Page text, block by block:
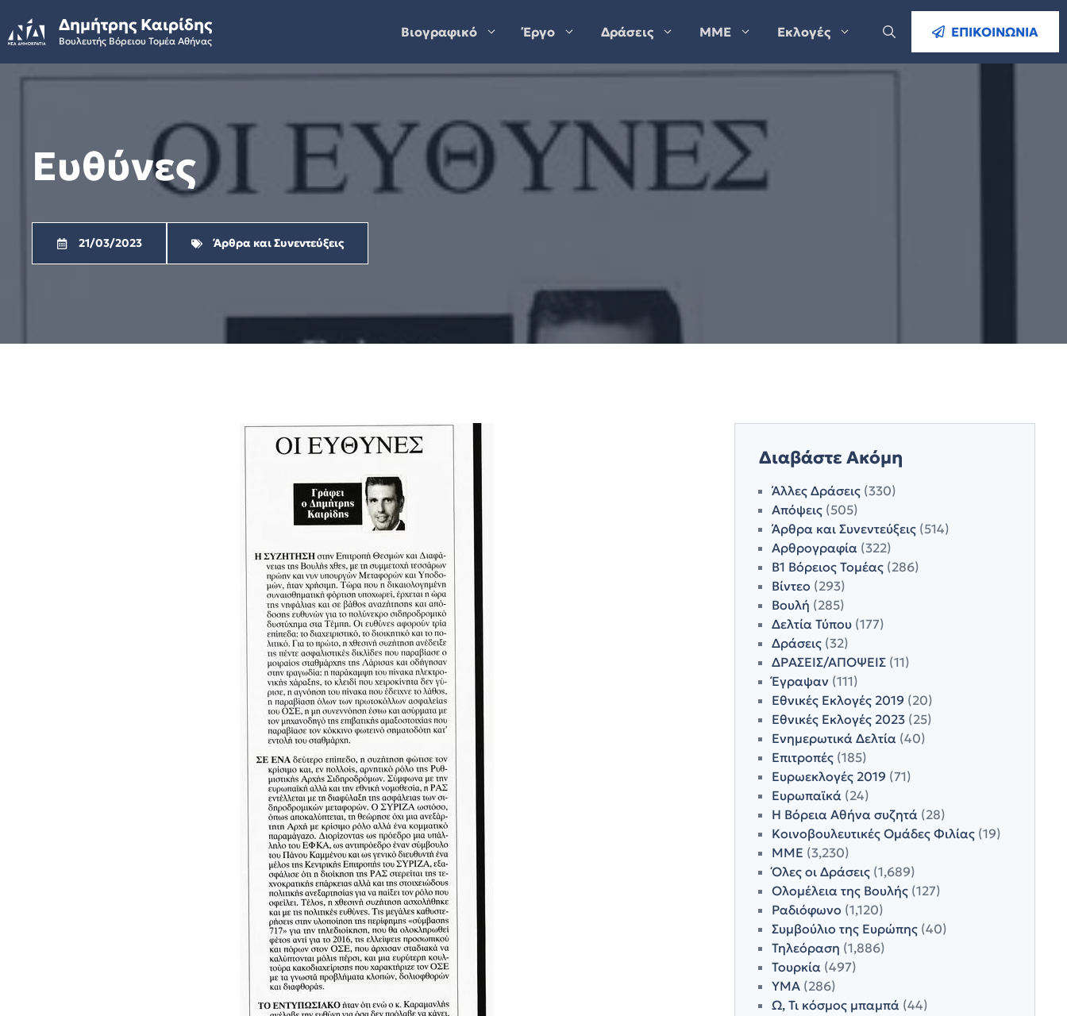
to
content
Δημήτρης Καιρίδης
Βουλευτής Βόρειου Τομέα Αθήνας
Βιογραφικό Έργο Δράσεις ΜΜΕ Εκλογές ΕΠΙΚΟΙΝΩΝΙΑ
Ευθύνες
21/03/2023 Άρθρα και Συνεντεύξεις
Διαβάστε Ακόμη
Άλλες Δράσεις(330)
Απόψεις(505)
Άρθρα και Συνεντεύξεις(514)
Αρθρογραφία(322)
Β1 Βόρειος Τομέας(286)
Βίντεο (293)
Βουλή (285)
Δελτία Τύπου(177)
Δράσεις(32)
ΔΡΑΣΕΙΣ/ΑΠΟΨΕΙΣ(11)
Έγραψαν (111)
Εθνικές Εκλογές 2019 (20)
Εθνικές Εκλογές 2023(25)
Ενημερωτικά Δελτία(40)
Επιτροπές(185)
Ευρωεκλογές 2019 (71)
Ευρωπαϊκά(24)
Η Βόρεια Αθήνα συζητά(28)
Κοινοβουλευτικές Ομάδες Φιλίας(19)
ΜΜΕ (3,230)
Όλες οι Δράσεις(1,689)
Ολομέλεια της Βουλής(127)
Ραδιόφωνο (1,120)
Συμβούλιο της Ευρώπης(40)
Τηλεόραση (1,886)
Τουρκία(497)
ΥΜΑ(286)
Ω, Τι κόσμος μπαμπά(44)